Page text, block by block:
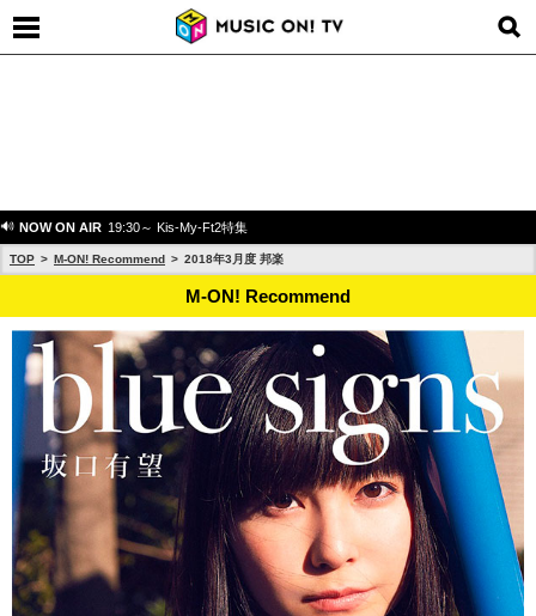
NOW ON AIR 19:30～ Kis-My-Ft2特集
TOP M-ON! Recommend 2018年3月度 邦楽
M-ON! Recommend